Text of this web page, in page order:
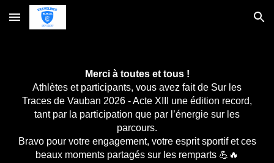
Skip to main content Skip to navigation
Merci à toutes et tous !
Athlètes et participants, vous avez fait de Sur les
Traces de Vauban 2026 - Acte XIII une édition record,
tant par la participation que par l’énergie sur les
parcours.
Bravo pour votre engagement, votre esprit sportif et ces
beaux moments partagés sur les remparts 💪🔥